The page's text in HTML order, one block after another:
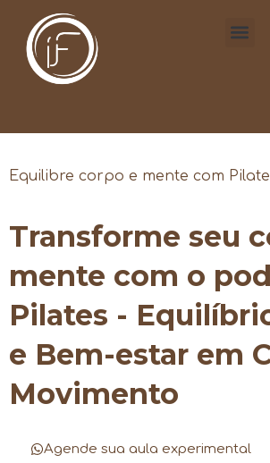
Equilibre corpo e mente com
Transforme seu
mente com o
Pilates -
e Bem-estar em
Movimento
Agende sua aula experimental